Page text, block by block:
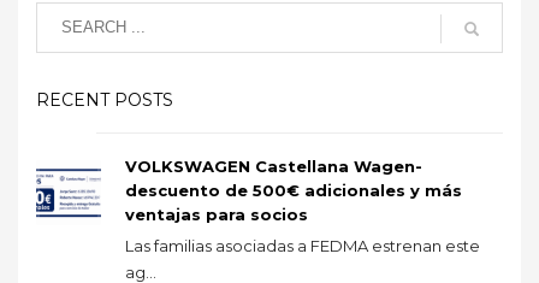
RECENT POSTS
VOLKSWAGEN Castellana Wagen-
descuento de 500€ adicionales y más
ventajas para socios
Las familias asociadas a FEDMA estrenan este
ag...